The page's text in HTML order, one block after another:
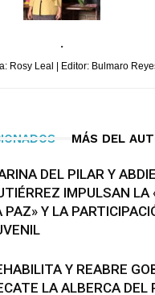
.
Rosy Leal | Editor: Bulmaro
MÁS DEL
DEL PILAR Y
IMPULSAN LA
PAZ» Y LA
Y REABRE
LA ALBERCA DEL